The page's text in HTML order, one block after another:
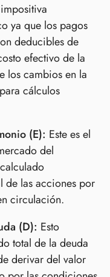
ya que los pagos
deducibles de
efectivo de la
los cambios en la
cálculos
(E): Este es el
del
de las acciones por
circulación.
(D): Esto
total de la deuda
derivar del valor